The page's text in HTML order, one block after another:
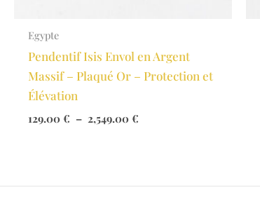
Egypte
Pendentif Isis Envol en Argent
Massif – Plaqué Or – Protection et
Élévation
129.00€ – 2,549.00€
2,549.00 €